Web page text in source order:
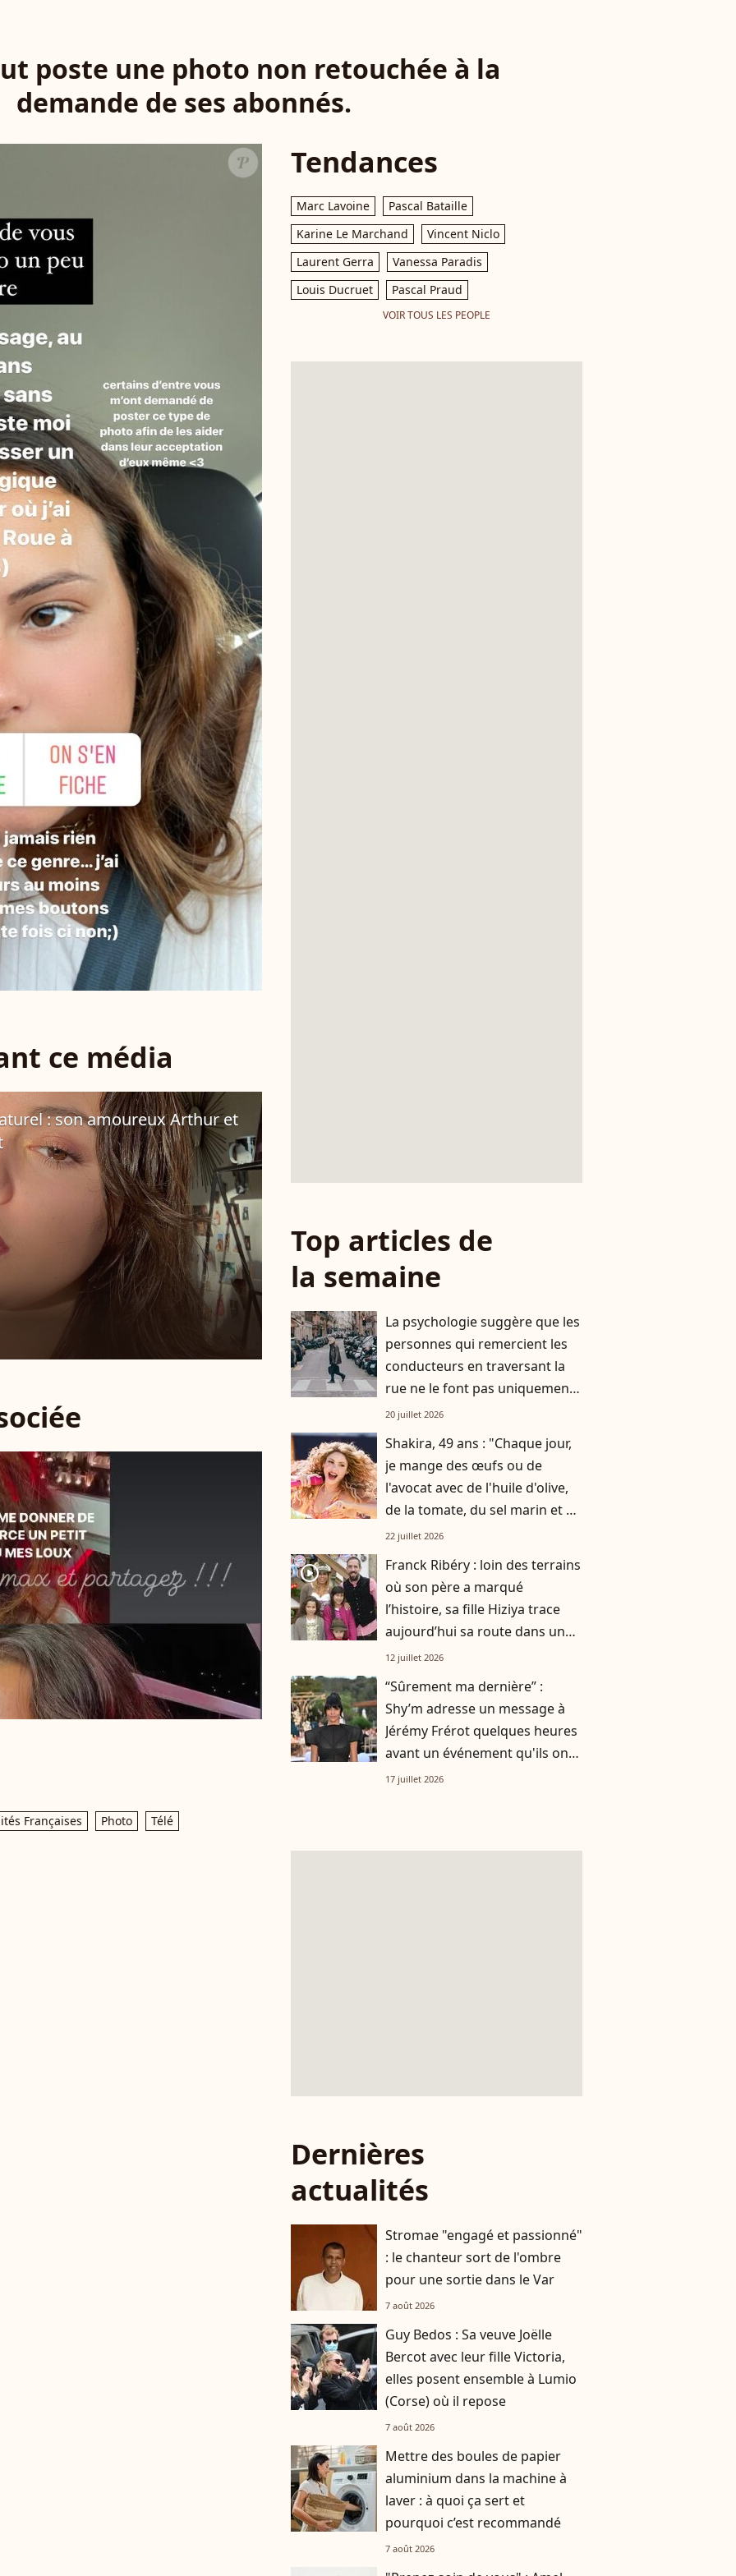
poste une photo non retouchée à la
demande de ses abonnés.
ce média
: son amoureux Arthur et
Françaises Photo Télé
Tendances
Marc Lavoine
Pascal Bataille
Karine Le Marchand
Vincent Niclo
Laurent Gerra
Vanessa Paradis
Louis Ducruet
Pascal Praud
VOIR TOUS LES PEOPLE
Top articles de
la semaine
La psychologie suggère que les
personnes qui remercient les
conducteurs en traversant la
rue ne le font pas uniquement
par gratitude
20 juillet 2026
Shakira, 49 ans : "Chaque jour,
je mange des œufs ou de
l'avocat avec de l'huile d'olive,
de la tomate, du sel marin et un
smoothie"
22 juillet 2026
player2
Franck Ribéry : loin des terrains
où son père a marqué
l’histoire, sa fille Hiziya trace
aujourd’hui sa route dans un
tout autre univers
12 juillet 2026
“Sûrement ma dernière” :
Shy’m adresse un message à
Jérémy Frérot quelques heures
avant un événement qu'ils ont
vécu ensemble
17 juillet 2026
Dernières
actualités
Stromae "engagé et passionné"
: le chanteur sort de l'ombre
pour une sortie dans le Var
7 août 2026
Guy Bedos : Sa veuve Joëlle
Bercot avec leur fille Victoria,
elles posent ensemble à Lumio
(Corse) où il repose
7 août 2026
Mettre des boules de papier
aluminium dans la machine à
laver : à quoi ça sert et
pourquoi c’est recommandé
7 août 2026